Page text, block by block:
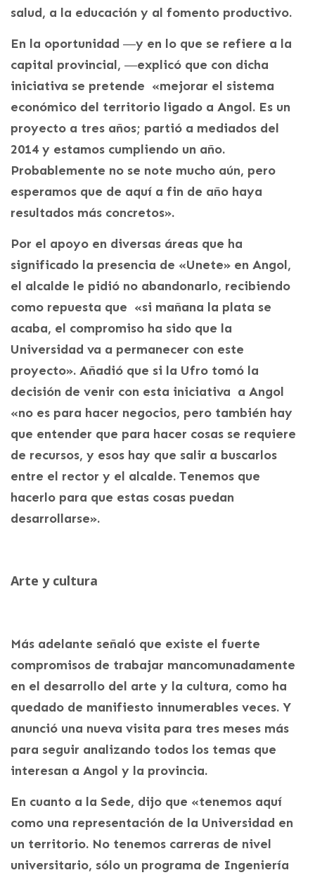
salud, a la educación y al fomento productivo.
En la oportunidad ―y en lo que se refiere a la
capital provincial, ―explicó que con dicha
iniciativa se pretende «mejorar el sistema
económico del territorio ligado a Angol. Es un
proyecto a tres años; partió a mediados del
2014 y estamos cumpliendo un año.
Probablemente no se note mucho aún, pero
esperamos que de aquí a fin de año haya
resultados más concretos».
Por el apoyo en diversas áreas que ha
significado la presencia de «Unete» en Angol,
el alcalde le pidió no abandonarlo, recibiendo
como repuesta que «si mañana la plata se
acaba, el compromiso ha sido que la
Universidad va a permanecer con este
proyecto». Añadió que si la Ufro tomó la
decisión de venir con esta iniciativa a Angol
«no es para hacer negocios, pero también hay
que entender que para hacer cosas se requiere
de recursos, y esos hay que salir a buscarlos
entre el rector y el alcalde. Tenemos que
hacerlo para que estas cosas puedan
desarrollarse».
Arte y cultura
Más adelante señaló que existe el fuerte
compromisos de trabajar mancomunadamente
en el desarrollo del arte y la cultura, como ha
quedado de manifiesto innumerables veces. Y
anunció una nueva visita para tres meses más
para seguir analizando todos los temas que
interesan a Angol y la provincia.
En cuanto a la Sede, dijo que «tenemos aquí
como una representación de la Universidad en
un territorio. No tenemos carreras de nivel
universitario, sólo un programa de Ingeniería